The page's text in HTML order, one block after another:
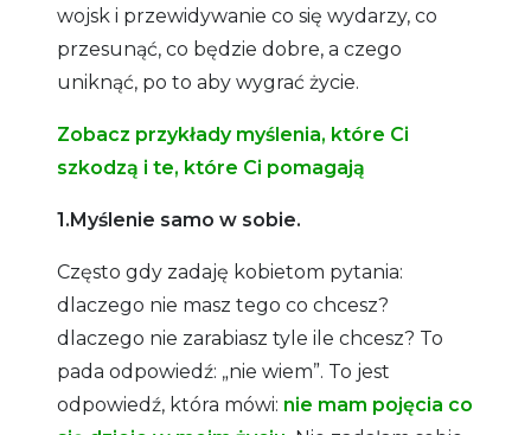
wojsk i przewidywanie co się wydarzy, co
przesunąć, co będzie dobre, a czego
uniknąć, po to aby wygrać życie.
Zobacz przykłady myślenia, które Ci
szkodzą i te, które Ci pomagają
1.Myślenie samo w sobie.
Często gdy zadaję kobietom pytania:
dlaczego nie masz tego co chcesz?
dlaczego nie zarabiasz tyle ile chcesz? To
pada odpowiedź: „nie wiem”. To jest
odpowiedź, która mówi: nie mam pojęcia co